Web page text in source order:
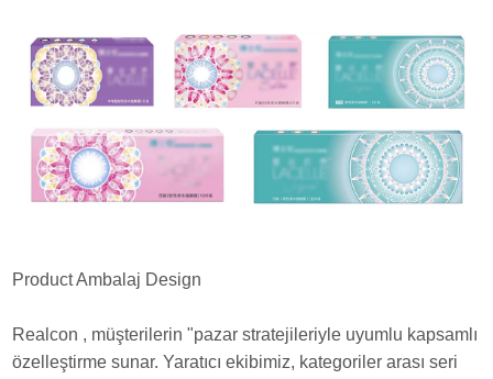
Product Ambalaj Design
Realcon , müşterilerin "pazar stratejileriyle uyumlu kapsamlı
özelleştirme sunar. Yaratıcı ekibimiz, kategoriler arası seri